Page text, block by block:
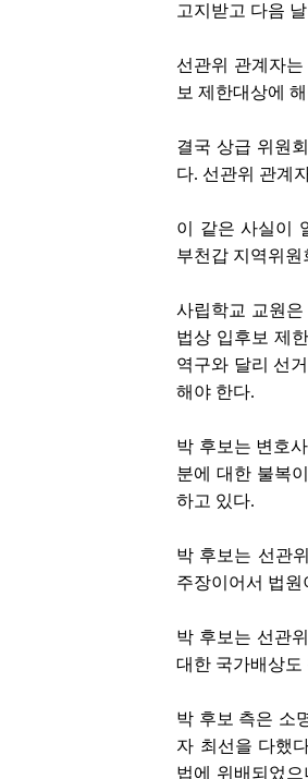
고지받고 다음
선관위 관계자
보 제한대상에
결국 상급 위원
다. 선관위 관계
이 같은 사실이
부천갑 지역위
사립학교 교원
법상 입후보 제
역구와 달리 선
해야 한다.
박 후보는 변호
분에 대한 불복
하고 있다.
박 후보는 선관
주장이어서 법
박 후보는 선관
대한 국가배상도
박 후보 측은 소
자 최선을 다했
법에 위배되었